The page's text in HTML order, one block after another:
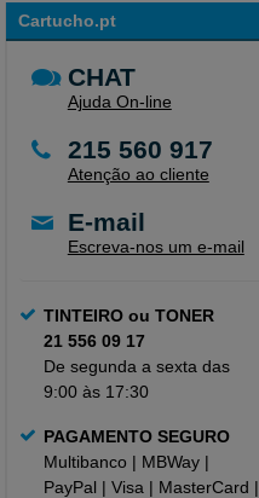
Cartucho.pt
CHAT
Ajuda On-line
215 560 917
Atenção ao cliente
E-mail
Escreva-nos um e-mail
TINTEIRO ou TONER
21 556 09 17
De segunda a sexta das
9:00 às 17:30
PAGAMENTO SEGURO
Multibanco | MBWay |
PayPal | Visa | MasterCard |